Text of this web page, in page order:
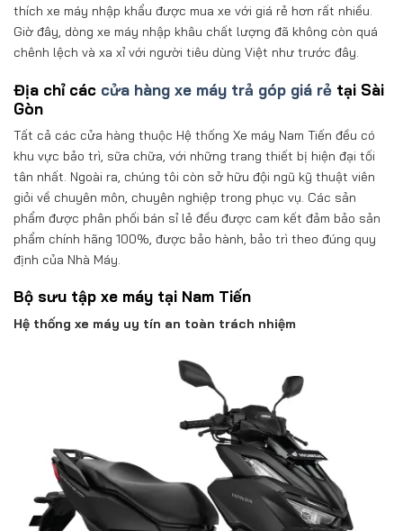
thích xe máy nhập khẩu được mua xe với giá rẻ hơn rất nhiều.
Giờ đây, dòng xe máy nhập khâu chất lượng đã không còn quá
chênh lệch và xa xỉ với người tiêu dùng Việt như trước đây.
Địa chỉ các cửa hàng xe máy trả góp giá rẻ tại Sài
Gòn
Tất cả các cửa hàng thuộc Hệ thống Xe máy Nam Tiến đều có
khu vực bảo trì, sữa chữa, với những trang thiết bị hiện đại tối
tân nhất. Ngoài ra, chúng tôi còn sở hữu đội ngũ kỹ thuật viên
giỏi về chuyên môn, chuyên nghiệp trong phục vụ. Các sản
phẩm được phân phối bán sỉ lẻ đều được cam kết đảm bảo sản
phẩm chính hãng 100%, được bảo hành, bảo trì theo đúng quy
định của Nhà Máy.
Bộ sưu tập xe máy tại Nam Tiến
Hệ thống xe máy uy tín an toàn trách nhiệm